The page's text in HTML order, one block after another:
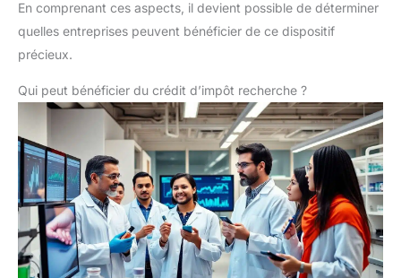
En comprenant ces aspects, il devient possible de déterminer
quelles entreprises peuvent bénéficier de ce dispositif
précieux.
Qui peut bénéficier du crédit d’impôt recherche ?